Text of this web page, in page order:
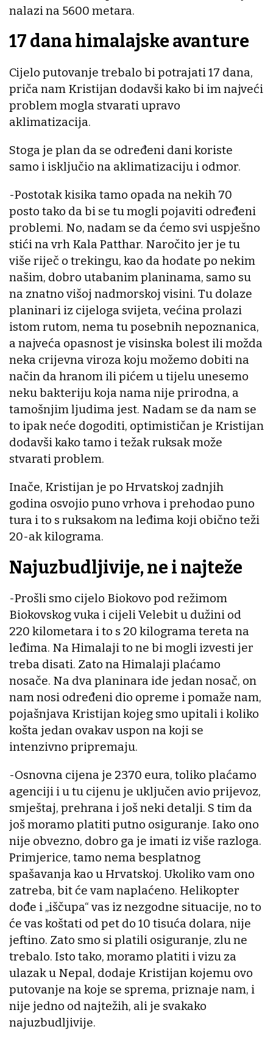
nalazi na 5600 metara.
17 dana himalajske avanture
Cijelo putovanje trebalo bi potrajati 17 dana,
priča nam Kristijan dodavši kako bi im najveći
problem mogla stvarati upravo
aklimatizacija.
Stoga je plan da se određeni dani koriste
samo i isključio na aklimatizaciju i odmor.
-Postotak kisika tamo opada na nekih 70
posto tako da bi se tu mogli pojaviti određeni
problemi. No, nadam se da ćemo svi uspješno
stići na vrh Kala Patthar. Naročito jer je tu
više riječ o trekingu, kao da hodate po nekim
našim, dobro utabanim planinama, samo su
na znatno višoj nadmorskoj visini. Tu dolaze
planinari iz cijeloga svijeta, većina prolazi
istom rutom, nema tu posebnih nepoznanica,
a najveća opasnost je visinska bolest ili možda
neka crijevna viroza koju možemo dobiti na
način da hranom ili pićem u tijelu unesemo
neku bakteriju koja nama nije prirodna, a
tamošnjim ljudima jest. Nadam se da nam se
to ipak neće dogoditi, optimističan je Kristijan
dodavši kako tamo i težak ruksak može
stvarati problem.
Inače, Kristijan je po Hrvatskoj zadnjih
godina osvojio puno vrhova i prehodao puno
tura i to s ruksakom na leđima koji obično teži
20-ak kilograma.
Najuzbudljivije, ne i najteže
-Prošli smo cijelo Biokovo pod režimom
Biokovskog vuka i cijeli Velebit u dužini od
220 kilometara i to s 20 kilograma tereta na
leđima. Na Himalaji to ne bi mogli izvesti jer
treba disati. Zato na Himalaji plaćamo
nosače. Na dva planinara ide jedan nosač, on
nam nosi određeni dio opreme i pomaže nam,
pojašnjava Kristijan kojeg smo upitali i koliko
košta jedan ovakav uspon na koji se
intenzivno pripremaju.
-Osnovna cijena je 2370 eura, toliko plaćamo
agenciji i u tu cijenu je uključen avio prijevoz,
smještaj, prehrana i još neki detalji. S tim da
još moramo platiti putno osiguranje. Iako ono
nije obvezno, dobro ga je imati iz više razloga.
Primjerice, tamo nema besplatnog
spašavanja kao u Hrvatskoj. Ukoliko vam ono
zatreba, bit će vam naplaćeno. Helikopter
dođe i „iščupa“ vas iz nezgodne situacije, no to
će vas koštati od pet do 10 tisuća dolara, nije
jeftino. Zato smo si platili osiguranje, zlu ne
trebalo. Isto tako, moramo platiti i vizu za
ulazak u Nepal, dodaje Kristijan kojemu ovo
putovanje na koje se sprema, priznaje nam, i
nije jedno od najtežih, ali je svakako
najuzbudljivije.